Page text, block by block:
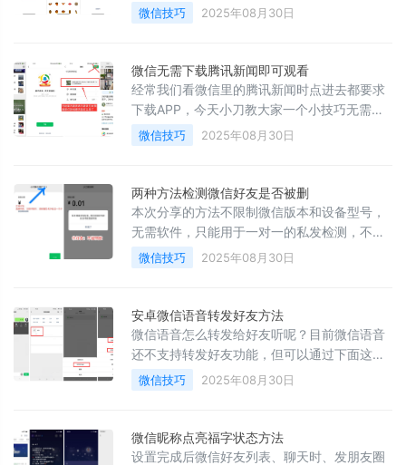
属表情-&gt;制作完成一键添加到微信表情
微信技巧 2025年08月30日
微信无需下载腾讯新闻即可观看
经常我们看微信里的腾讯新闻时点进去都要求
下载APP，今天小刀教大家一个小技巧无需下
载也可以看1、首先点你感兴趣的新闻进去-
&gt;然后再点右上角三个点-&gt;选择分享到朋
击发表-&gt;直接点新闻进去就可以看到了
微信技巧 2025年08月30日
两种方法检测微信好友是否被删
本次分享的方法不限制微信版本和设备型号，
无需软件，只能用于一对一的私发检测，不能
群发，但能保证零打扰，不被好友发现，所以
放心检测。1、打开要检测好友的微信-&gt;点
&gt;那就是被删了2、如果正常双方好友情况
下-&gt;可以看到对方名字的最后一个字如图1-
&gt;就说明没有被删
微信技巧 2025年08月30日
安卓微信语音转发好友方法
微信语音怎么转发给好友听呢？目前微信语音
还不支持转发好友功能，但可以通过下面这个
小技巧实现。不过只有安卓手机才有这个功
能，iOS设备转发语音笔记后，好友无法收听
择要转发的语音-&gt;点击收藏-&gt;然后去-
&gt;我-&gt;收藏-&gt;找到语音-&gt;点进去2、
微信技巧 2025年08月30日
微信昵称点亮福字状态方法
设置完成后微信好友列表、聊天时、发朋友圈